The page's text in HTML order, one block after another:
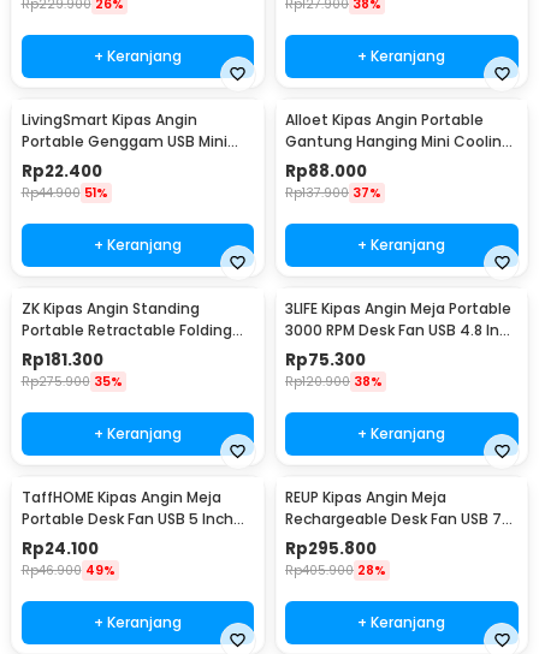
Rp229.900 26%
+ Keranjang
Rp127.900 38%
+ Keranjang
LivingSmart Kipas Angin
Portable Genggam USB Mini
Cooling Fan 1200mAh - SS-2
Rp22.400
Rp44.900 51%
+ Keranjang
Alloet Kipas Angin Portable
Gantung Hanging Mini Cooling
Fan 1800mAh - DQ203
Rp88.000
Rp137.900 37%
+ Keranjang
ZK Kipas Angin Standing
Portable Retractable Folding
Fan 7200mAh - ZK-20321
Rp181.300
Rp275.900 35%
+ Keranjang
3LIFE Kipas Angin Meja Portable
3000 RPM Desk Fan USB 4.8 Inch
5W - 312
Rp75.300
Rp120.900 38%
+ Keranjang
TaffHOME Kipas Angin Meja
Portable Desk Fan USB 5 Inch
2.5W - YZ-007
Rp24.100
Rp46.900 49%
+ Keranjang
REUP Kipas Angin Meja
Rechargeable Desk Fan USB 7
Inch 10000mAh - DQ212
Rp295.800
Rp405.900 28%
+ Keranjang